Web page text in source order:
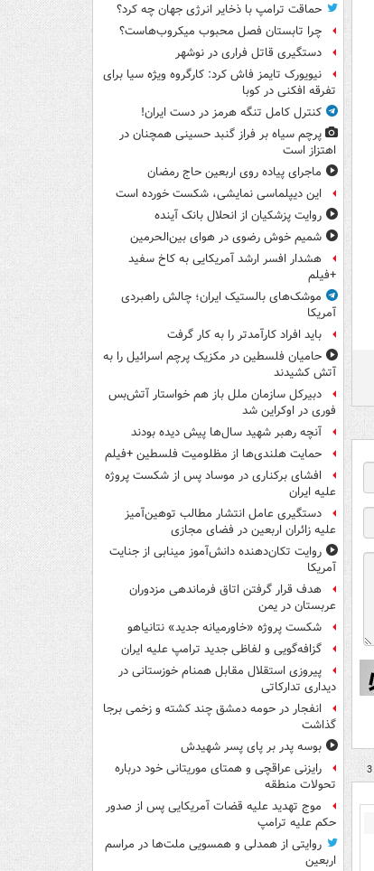
حماقت ترامپ با ذخایر انرژی جهان چه کرد؟
چرا تابستان فصل محبوب میکروب‌هاست؟
دستگیری قاتل فراری در نوشهر
نیویورک تایمز فاش کرد: کارگروه ویژه سیا برای
تفرقه افکنی در کوبا
کنترل کامل تنگه هرمز در دست ایران!
پرچم سیاه بر فراز گنبد حسینی همچنان در
اهتزاز است
ماجرای پیاده روی اربعین حاج رمضان
این دیپلماسی نمایشی، شکست خورده است
روایت پزشکیان از انحلال بانک آینده
شمیم خوش رضوی در هوای بین‌الحرمین
هشدار افسر ارشد آمریکایی به کاخ سفید
+فیلم
موشک‌های بالستیک ایران؛ چالش راهبردی
آمریکا
باید افراد کارآمدتر را به کار گرفت
حامیان فلسطین در مکزیک پرچم اسرائیل را به
آتش کشیدند
دبیرکل سازمان ملل باز هم خواستار آتش‌بس
فوری در اوکراین شد
آنچه رهبر شهید سال‌ها پیش دیده بودند
حمایت هلندی‌ها از مظلومیت فلسطین +فیلم
افشای برکناری در موساد پس از شکست پروژه
علیه ایران
دستگیری عامل انتشار مطالب توهین‌آمیز
علیه زائران اربعین در فضای مجازی
روایت تکان‌دهنده دانش‌آموز مینابی از جنایت
آمریکا
هدف قرار گرفتن اتاق‌ فرماندهی مزدوران
عربستان در یمن
شکست پروژه «خاورمیانه جدید» نتانیاهو
گزافه‌گویی و لفاظی جدید ترامپ علیه ایران
پیروزی استقلال مقابل همنام خوزستانی در
دیداری تدارکاتی
انفجار در حومه دمشق چند کشته و زخمی برجا
گذاشت
بوسه‌ پدر بر پای پسر شهیدش
رایزنی عراقچی و همتای موریتانی خود درباره
تحولات منطقه
موج تهدید علیه قضات آمریکایی پس از صدور
حکم علیه ترامپ
روایتی از همدلی و همسویی ملت‌ها در مراسم
اربعین